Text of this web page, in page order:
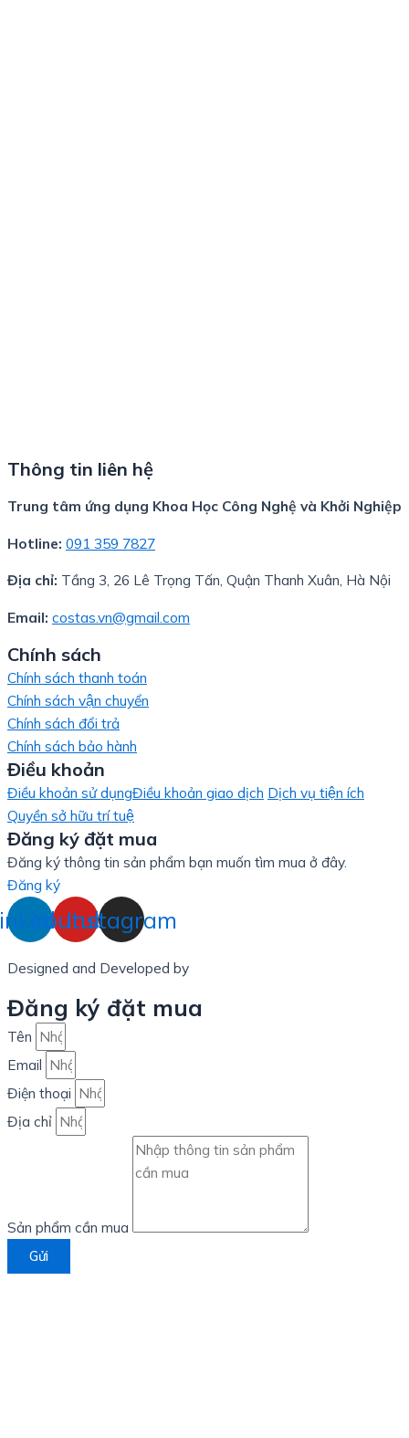
Thông tin liên hệ
Trung tâm ứng dụng Khoa Học Công Nghệ và Khởi Nghiệp
Hotline: 091 359 7827
Địa chỉ: Tầng 3, 26 Lê Trọng Tấn, Quận Thanh Xuân, Hà Nội
Email: costas.vn@gmail.com
Chính sách
Chính sách thanh toán
Chính sách vận chuyển
Chính sách đổi trả
Chính sách bảo hành
Điều khoản
Điều khoản sử dụngĐiều khoản giao dịch Dịch vụ tiện ích
Quyền sở hữu trí tuệ
Đăng ký đặt mua
Đăng ký thông tin sản phẩm bạn muốn tìm mua ở đây.
Đăng ký
Youtube
Instagram
Designed and Developed by
Đăng ký đặt mua
Tên
Email
Điện thoại
Địa chỉ
Sản phẩm cần mua
Gửi